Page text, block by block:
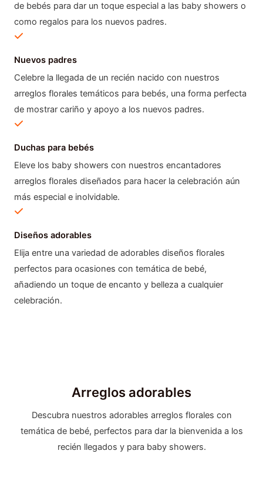
de bebés para dar un toque especial a las baby showers o
como regalos para los nuevos padres.
Nuevos padres
Celebre la llegada de un recién nacido con nuestros
arreglos florales temáticos para bebés, una forma perfecta
de mostrar cariño y apoyo a los nuevos padres.
Duchas para bebés
Eleve los baby showers con nuestros encantadores
arreglos florales diseñados para hacer la celebración aún
más especial e inolvidable.
Diseños adorables
Elija entre una variedad de adorables diseños florales
perfectos para ocasiones con temática de bebé,
añadiendo un toque de encanto y belleza a cualquier
celebración.
Arreglos adorables
Descubra nuestros adorables arreglos florales con
temática de bebé, perfectos para dar la bienvenida a los
recién llegados y para baby showers.